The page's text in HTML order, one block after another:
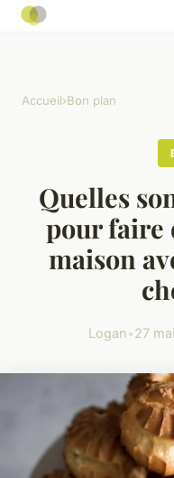
Accueil›Bon plan
Quelles
pour faire
maison
Logan•27